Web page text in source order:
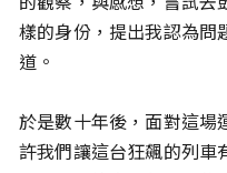
樣的身份，提出我認為問
道。
於是數十年後，面對這場
許我們讓這台狂飆的列車